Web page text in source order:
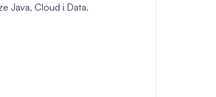
Java, Cloud i Data.